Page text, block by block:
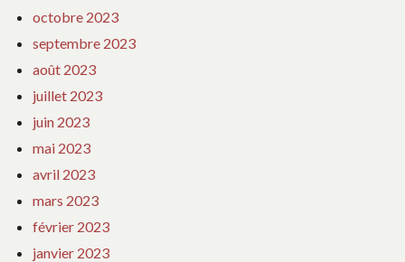
octobre 2023
septembre 2023
août 2023
juillet 2023
juin 2023
mai 2023
avril 2023
mars 2023
février 2023
janvier 2023